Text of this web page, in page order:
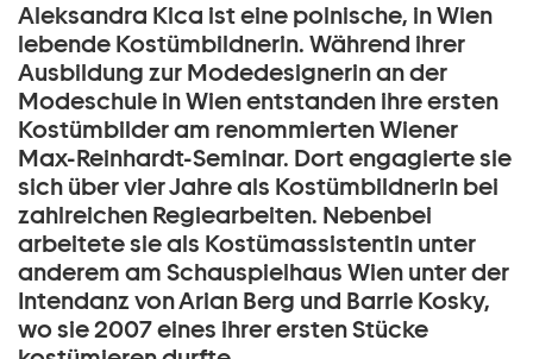
Aleksandra Kica ist eine polnische, in Wien
lebende Kostümbildnerin. Während ihrer
Ausbildung zur Modedesignerin an der
Modeschule in Wien entstanden ihre ersten
Kostümbilder am renommierten Wiener
Max-Reinhardt-Seminar. Dort engagierte sie
sich über vier Jahre als Kostümbildnerin bei
zahlreichen Regiearbeiten. Nebenbei
arbeitete sie als Kostümassistentin unter
anderem am Schauspielhaus Wien unter der
Intendanz von Arian Berg und Barrie Kosky,
wo sie 2007 eines ihrer ersten Stücke